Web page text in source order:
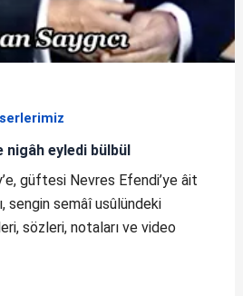
eyledi bülbül
güftesi Nevres Efendi’ye âit
sengin semâî usûlündeki
sözleri, notaları ve video